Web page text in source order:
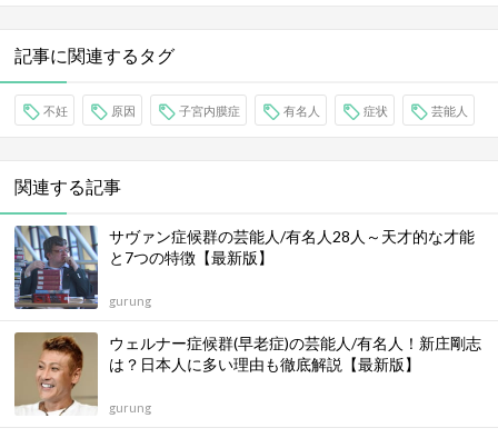
記事に関連するタグ
不妊 原因 子宮内膜症 有名人 症状 芸能人
関連する記事
サヴァン症候群の芸能人/有名人28人～天才的な才能
と7つの特徴【最新版】
gurung
ウェルナー症候群(早老症)の芸能人/有名人！新庄剛志
は？日本人に多い理由も徹底解説【最新版】
gurung